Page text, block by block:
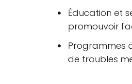
Éducation et
promouvoir
Programmes
de troubles